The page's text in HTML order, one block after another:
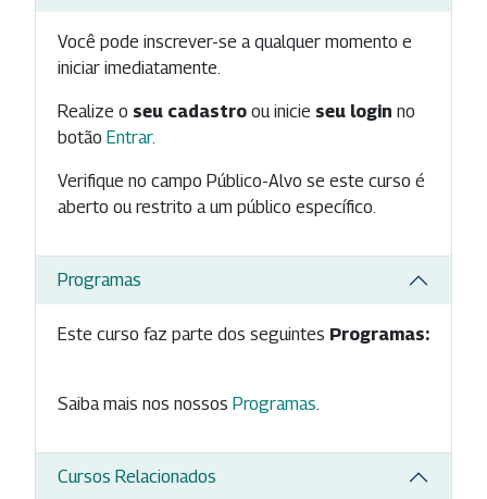
Você pode inscrever-se a qualquer momento e
iniciar imediatamente.
Realize o seu cadastro ou inicie seu login no
botão Entrar.
Verifique no campo Público-Alvo se este curso é
aberto ou restrito a um público específico.
Programas
Este curso faz parte dos seguintes Programas:
Saiba mais nos nossos Programas
Cursos Relacionados